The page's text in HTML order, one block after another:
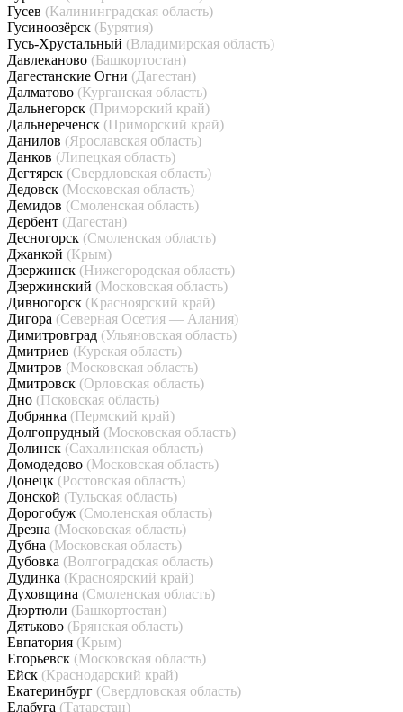
Гусев (Калининградская область)
Гусиноозёрск (Бурятия)
Гусь-Хрустальный (Владимирская область)
Давлеканово (Башкортостан)
Дагестанские Огни (Дагестан)
Далматово (Курганская область)
Дальнегорск (Приморский край)
Дальнереченск (Приморский край)
Данилов (Ярославская область)
Данков (Липецкая область)
Дегтярск (Свердловская область)
Дедовск (Московская область)
Демидов (Смоленская область)
Дербент (Дагестан)
Десногорск (Смоленская область)
Джанкой (Крым)
Дзержинск (Нижегородская область)
Дзержинский (Московская область)
Дивногорск (Красноярский край)
Дигора (Северная Осетия — Алания)
Димитровград (Ульяновская область)
Дмитриев (Курская область)
Дмитров (Московская область)
Дмитровск (Орловская область)
Дно (Псковская область)
Добрянка (Пермский край)
Долгопрудный (Московская область)
Долинск (Сахалинская область)
Домодедово (Московская область)
Донецк (Ростовская область)
Донской (Тульская область)
Дорогобуж (Смоленская область)
Дрезна (Московская область)
Дубна (Московская область)
Дубовка (Волгоградская область)
Дудинка (Красноярский край)
Духовщина (Смоленская область)
Дюртюли (Башкортостан)
Дятьково (Брянская область)
Евпатория (Крым)
Егорьевск (Московская область)
Ейск (Краснодарский край)
Екатеринбург (Свердловская область)
Елабуга (Татарстан)